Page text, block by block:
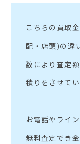
こちらの買取
配・店頭)の違
数により査定
積りをさせて
お電話やライ
無料査定でき